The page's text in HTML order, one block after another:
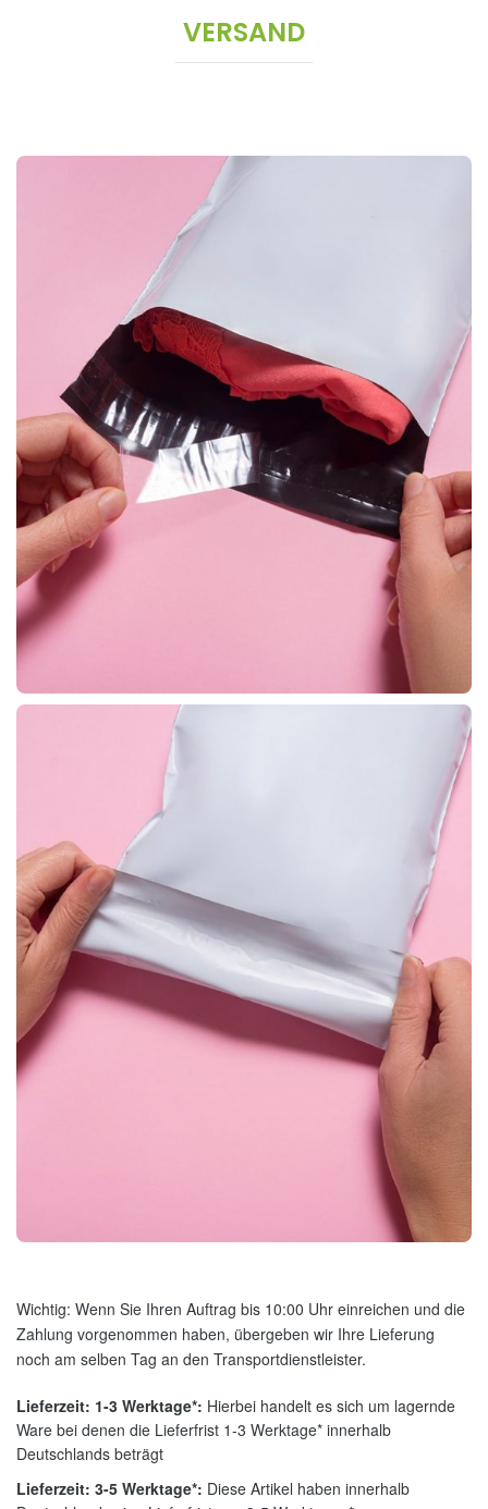
VERSAND
Wichtig: Wenn Sie Ihren Auftrag bis 10:00 Uhr einreichen und die
Zahlung vorgenommen haben, übergeben wir Ihre Lieferung
noch am selben Tag an den Transportdienstleister.
Lieferzeit: 1-3 Werktage*: Hierbei handelt es sich um lagernde
Ware bei denen die Lieferfrist 1-3 Werktage* innerhalb
Deutschlands beträgt
Lieferzeit: 3-5 Werktage*: Diese Artikel haben innerhalb